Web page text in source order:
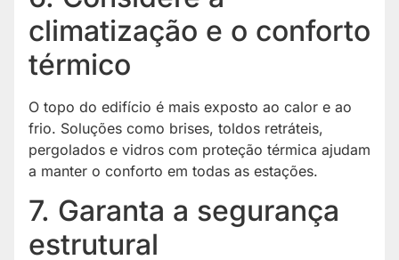
climatização e o conforto
térmico
O topo do edifício é mais exposto ao calor e ao
frio. Soluções como brises, toldos retráteis,
pergolados e vidros com proteção térmica ajudam
a manter o conforto em todas as estações.
7. Garanta a segurança
estrutural